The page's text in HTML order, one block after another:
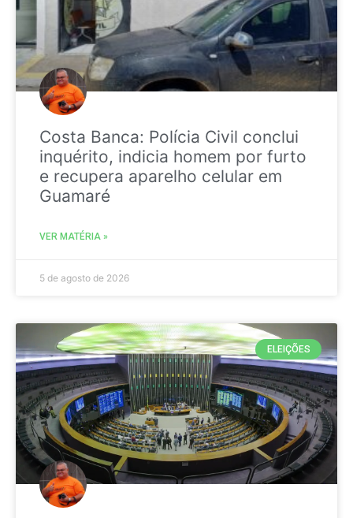
Costa Banca: Polícia Civil conclui
inquérito, indicia homem por furto
e recupera aparelho celular em
Guamaré
VER MATÉRIA »
5 de agosto de 2026
ELEIÇÕES